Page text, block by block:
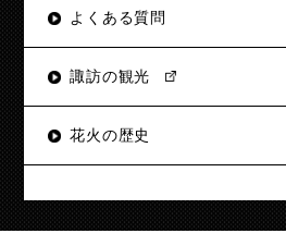
よくある質問
諏訪の観光
花火の歴史